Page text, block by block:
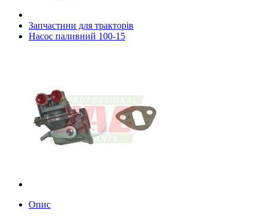
Запчастини для тракторів
Насос паливний 100-15
Опис